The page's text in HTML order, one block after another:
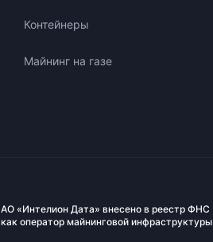
Контейнеры
Майнинг на газе
АО «Интелион Дата» внесено в реестр ФНС
как оператор майнинговой инфраструктуры